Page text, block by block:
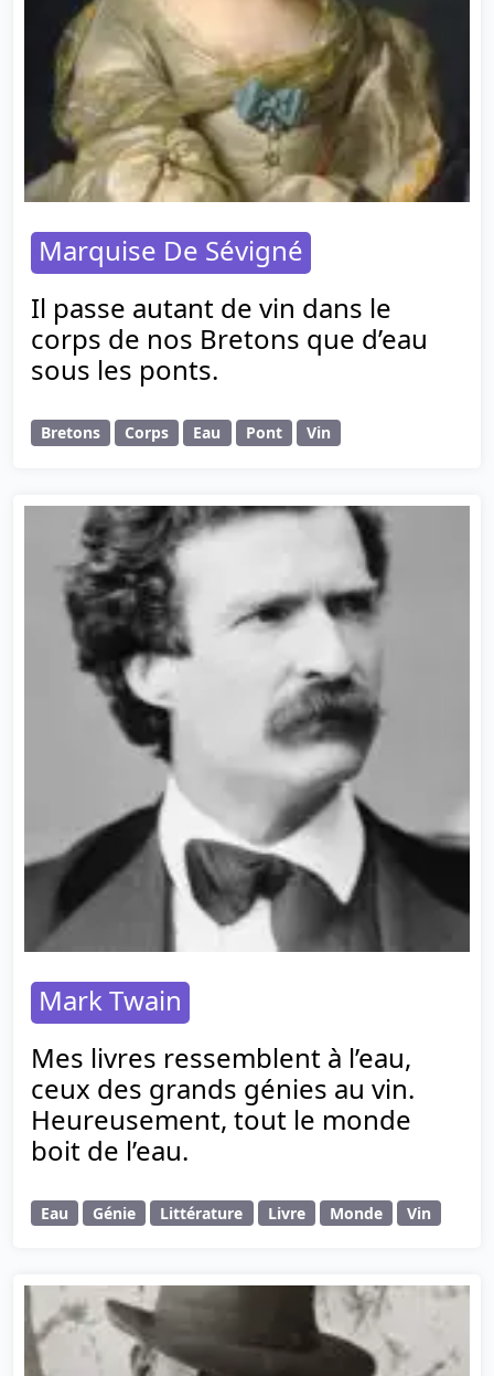
Marquise De Sévigné
Il passe autant de vin dans le
corps de nos Bretons que d’eau
sous les ponts.
Bretons Corps Eau Pont Vin
Mark Twain
Mes livres ressemblent à l’eau,
ceux des grands génies au vin.
Heureusement, tout le monde
boit de l’eau.
Eau Génie Littérature Livre Monde Vin